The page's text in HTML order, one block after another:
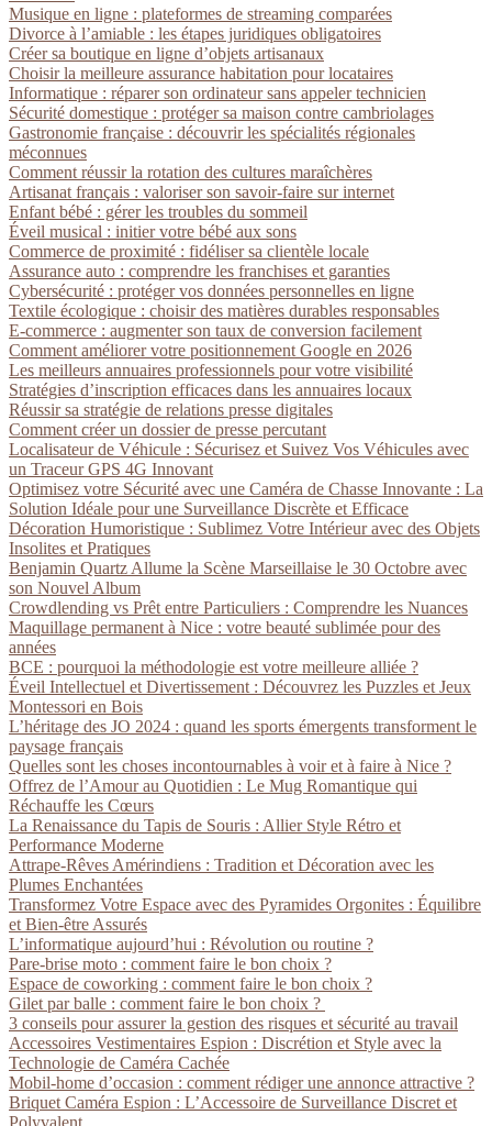
Musique en ligne : plateformes de streaming comparées
Divorce à l’amiable : les étapes juridiques obligatoires
Créer sa boutique en ligne d’objets artisanaux
Choisir la meilleure assurance habitation pour locataires
Informatique : réparer son ordinateur sans appeler technicien
Sécurité domestique : protéger sa maison contre cambriolages
Gastronomie française : découvrir les spécialités régionales
méconnues
Comment réussir la rotation des cultures maraîchères
Artisanat français : valoriser son savoir-faire sur internet
Enfant bébé : gérer les troubles du sommeil
Éveil musical : initier votre bébé aux sons
Commerce de proximité : fidéliser sa clientèle locale
Assurance auto : comprendre les franchises et garanties
Cybersécurité : protéger vos données personnelles en ligne
Textile écologique : choisir des matières durables responsables
E-commerce : augmenter son taux de conversion facilement
Comment améliorer votre positionnement Google en 2026
Les meilleurs annuaires professionnels pour votre visibilité
Stratégies d’inscription efficaces dans les annuaires locaux
Réussir sa stratégie de relations presse digitales
Comment créer un dossier de presse percutant
Localisateur de Véhicule : Sécurisez et Suivez Vos Véhicules avec
un Traceur GPS 4G Innovant
Optimisez votre Sécurité avec une Caméra de Chasse Innovante : La
Solution Idéale pour une Surveillance Discrète et Efficace
Décoration Humoristique : Sublimez Votre Intérieur avec des Objets
Insolites et Pratiques
Benjamin Quartz Allume la Scène Marseillaise le 30 Octobre avec
son Nouvel Album
Crowdlending vs Prêt entre Particuliers : Comprendre les Nuances
Maquillage permanent à Nice : votre beauté sublimée pour des
années
BCE : pourquoi la méthodologie est votre meilleure alliée ?
Éveil Intellectuel et Divertissement : Découvrez les Puzzles et Jeux
Montessori en Bois
L’héritage des JO 2024 : quand les sports émergents transforment le
paysage français
Quelles sont les choses incontournables à voir et à faire à Nice ?
Offrez de l’Amour au Quotidien : Le Mug Romantique qui
Réchauffe les Cœurs
La Renaissance du Tapis de Souris : Allier Style Rétro et
Performance Moderne
Attrape-Rêves Amérindiens : Tradition et Décoration avec les
Plumes Enchantées
Transformez Votre Espace avec des Pyramides Orgonites : Équilibre
et Bien-être Assurés
L’informatique aujourd’hui : Révolution ou routine ?
Pare-brise moto : comment faire le bon choix ?
Espace de coworking : comment faire le bon choix ?
Gilet par balle : comment faire le bon choix ?
3 conseils pour assurer la gestion des risques et sécurité au travail
Accessoires Vestimentaires Espion : Discrétion et Style avec la
Technologie de Caméra Cachée
Mobil-home d’occasion : comment rédiger une annonce attractive ?
Briquet Caméra Espion : L’Accessoire de Surveillance Discret et
Polyvalent